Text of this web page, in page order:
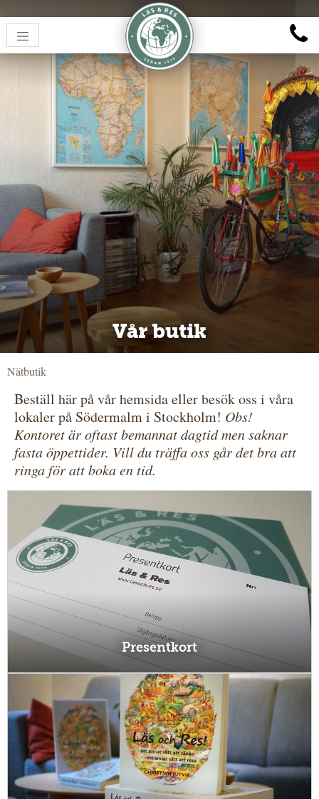
Vår butik
Nätbutik
Beställ här på vår hemsida eller besök oss i våra
lokaler på Södermalm i Stockholm! Obs!
Kontoret är oftast bemannat dagtid men saknar
fasta öppettider. Vill du träffa oss går det bra att
ringa för att boka en tid.
Presentkort